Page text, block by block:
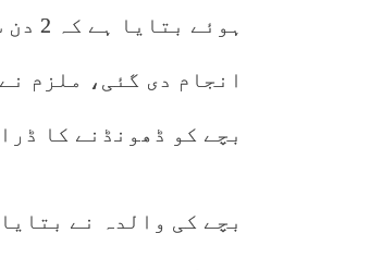
بچے کو ڈھونڈنے کا